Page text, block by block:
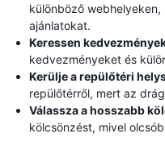
különböző
ajánlatokat.
Keressen
kedvezményeket és
Kerülje a repülőtéri
repülőtérről, mert az
Válassza a hosszabb
kölcsönzést, mivel